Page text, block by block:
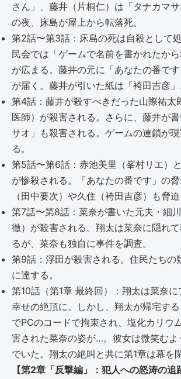
さん」、藤井（片桐仁）は「タナカマ
の夜、床島が屋上から転落死。
第2話〜第3話：床島の死は自殺として
民会では「ゲームで名前を書かれたか
が広まる。藤井の元に「あなたの番で
が届く。藤井が引いた紙は「袴田吉彦」
第4話：藤井が殺すべきだった山際祐太
医師）が殺害される。さらに、藤井が
サオ」も殺害される。ゲームの連鎖が
る。
第5話〜第6話：赤池美里（峯村リエ）と
が惨殺される。「あなたの番です」の
（田中要次）や久住（袴田吉彦）も脅迫
第7話〜第8話：菜奈が書いた元夫・細
徹）が殺害される。翔太は菜奈に隠れ
るが、菜奈も独自に事件を調査。
第9話：浮田が殺害される。住民たちの
に達する。
第10話（第1章 最終回）：翔太は菜奈に
幸せの絶頂に。しかし、翔太が帰宅す
でPCのコードで拘束され、塩化カリウ
害された菜奈の姿が…。彼女は微笑むよ
でいた。翔太の絶叫と共に第1章は幕を
【第2章「反撃編」：犯人への怒涛の追